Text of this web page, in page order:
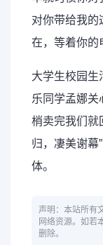
对你带给我的
在，等着你的
大学生校园生
乐同学孟娜关
梢卖完我们就
归，凄美谢幕
体。
声明：本站所有
网络资源。如若
删除。